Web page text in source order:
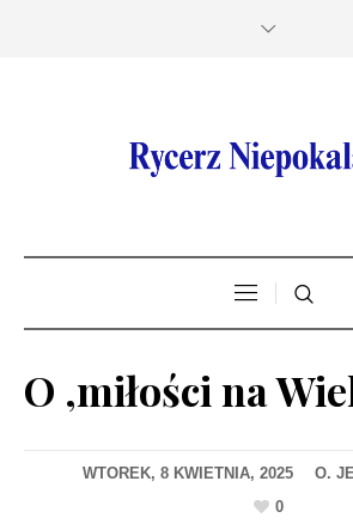
O ,miłości na
WTOREK, 8 KWIETNIA, 2025
0